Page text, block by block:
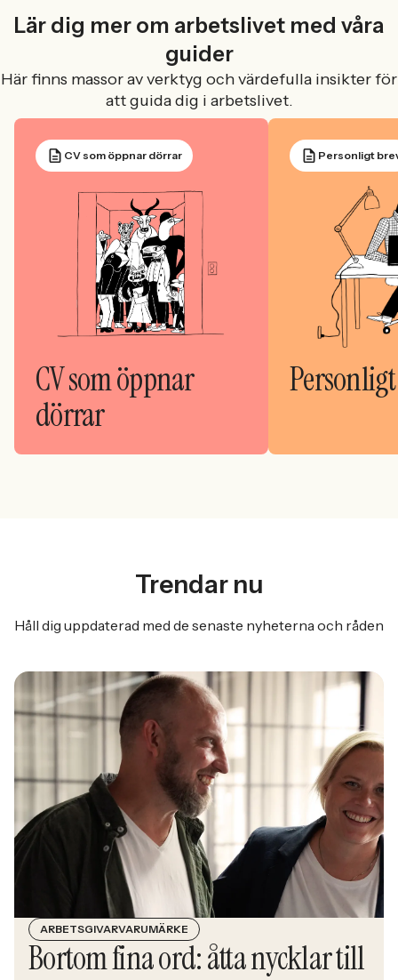
Lär dig mer om arbetslivet med våra
guider
Här finns massor av verktyg och värdefulla insikter för
att guida dig i arbetslivet.
CV som öppnar dörrar
CV som öppnar
dörrar
Personligt
Trendar nu
Håll dig uppdaterad med de senaste nyheterna och råden
ARBETSGIVARVARUMÄRKE
Bortom fina ord: åtta nycklar till